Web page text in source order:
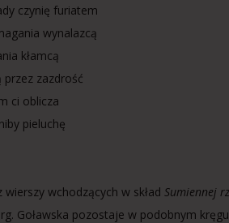
czynię furiatem
wynalazcą
kłamcą
przez zazdrość
ci oblicza
pieluchę
wierszy wchodzących w skład Sumiennej
Goławska pozostaje w podobnym